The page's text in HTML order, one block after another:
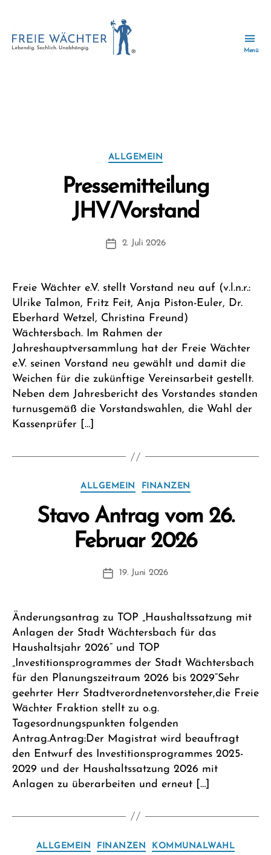
Menü
Kategorien
ALLGEMEIN
Pressemitteilung
JHV/Vorstand
Beitragsautor
o
n
F
it
Beitragsdatum
2. Juli 2026
Freie Wächter e.V. stellt Vorstand neu auf (v.l.n.r.:
Ulrike Talmon, Fritz Feit, Anja Piston-Euler, Dr.
Eberhard Wetzel, Christina Freund)
Wächtersbach. Im Rahmen der
Jahreshauptversammlung hat der Freie Wächter
e.V. seinen Vorstand neu gewählt und damit die
Weichen für die zukünftige Vereinsarbeit gestellt.
Neben dem Jahresbericht des Vorstandes standen
turnusgemäß die Vorstandswahlen, die Wahl der
Kassenprüfer […]
Kategorien
ALLGEMEIN FINANZEN
Stavo Antrag vom 26.
Februar 2026
Beitragsautor
n
F
it
Beitragsdatum
19. Juni 2026
Änderungsantrag zu TOP „Haushaltssatzung mit
Anlagen der Stadt Wächtersbach für das
Haushaltsjahr 2026“ und TOP
„Investitionsprogrammes der Stadt Wächtersbach
für den Planungszeitraum 2026 bis 2029“Sehr
geehrter Herr Stadtverordnetenvorsteher,die Freie
Wächter Fraktion stellt zu o.g.
Tagesordnungspunkten folgenden
Antrag.Antrag:Der Magistrat wird beauftragt
den Entwurf des Investitionsprogrammes 2025-
2029 und der Haushaltssatzung 2026 mit
Anlagen zu überarbeiten und erneut […]
Kategorien
ALLGEMEIN FINANZEN
KOMMUNALWAHL